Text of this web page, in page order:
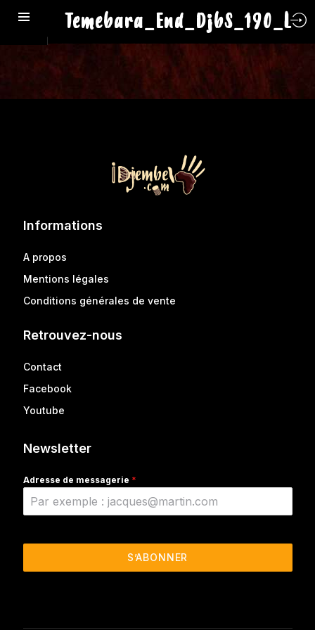
Temebara_End_DjbS_190_L
Informations
A propos
Mentions légales
Conditions générales de vente
Retrouvez-nous
Contact
Facebook
Youtube
Newsletter
Adresse de messagerie *
S’ABONNER